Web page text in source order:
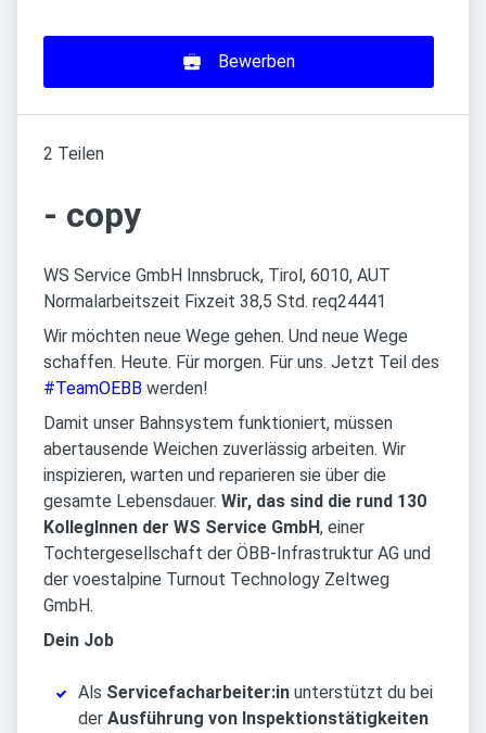
Bewerben
2 Teilen
- copy
WS Service GmbH Innsbruck, Tirol, 6010, AUT
Normalarbeitszeit Fixzeit 38,5 Std. req24441
Wir möchten neue Wege gehen. Und neue Wege
schaffen. Heute. Für morgen. Für uns. Jetzt Teil des
#TeamOEBB werden!
Damit unser Bahnsystem funktioniert, müssen
abertausende Weichen zuverlässig arbeiten. Wir
inspizieren, warten und reparieren sie über die
gesamte Lebensdauer. Wir, das sind die rund 130
KollegInnen der WS Service GmbH, einer
Tochtergesellschaft der ÖBB-Infrastruktur AG und
der voestalpine Turnout Technology Zeltweg
GmbH.
Dein Job
Als Servicefacharbeiter:in unterstützt du bei
der Ausführung von Inspektionstätigkeiten